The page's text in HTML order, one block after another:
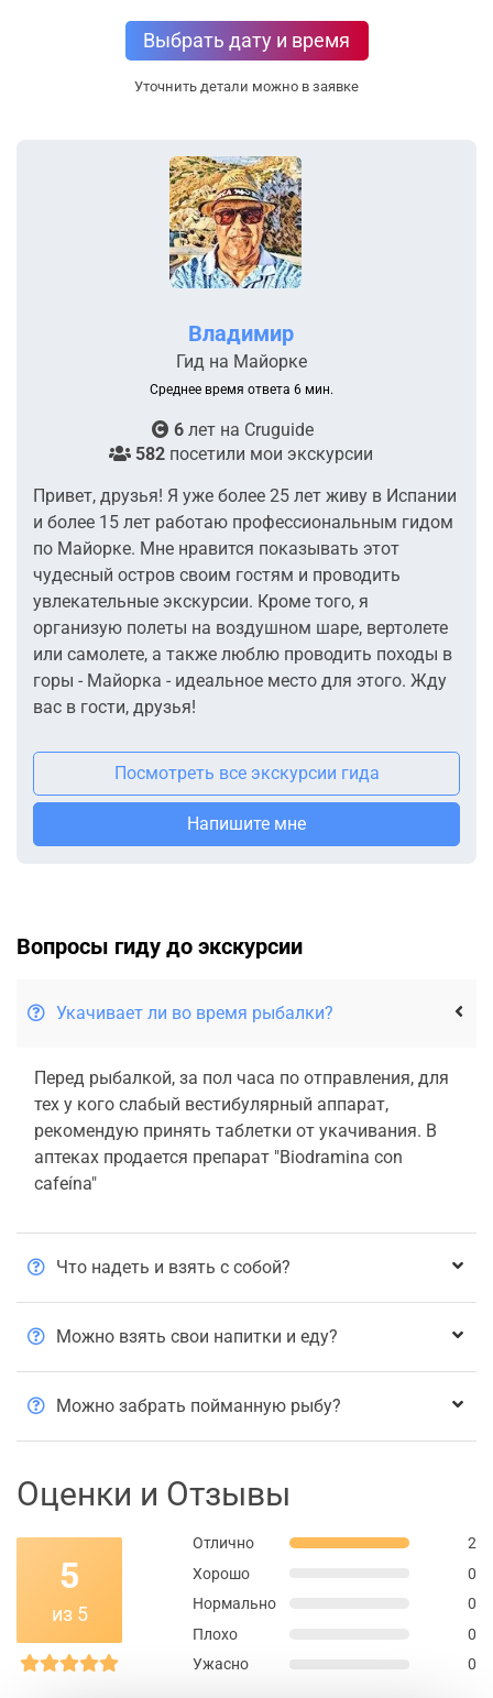
Выбрать дату и время
Уточнить детали можно в заявке
Владимир
Гид на Майорке
Среднее время ответа 6 мин.
6 лет на Cruguide
582 посетили мои экскурсии
Привет, друзья! Я уже более 25 лет живу в Испании
и более 15 лет работаю профессиональным гидом
по Майорке. Мне нравится показывать этот
чудесный остров своим гостям и проводить
увлекательные экскурсии. Кроме того, я
организую полеты на воздушном шаре, вертолете
или самолете, а также люблю проводить походы в
горы - Майорка - идеальное место для этого. Жду
вас в гости, друзья!
Посмотреть все экскурсии гида
Напишите мне
Вопросы гиду до экскурсии
Укачивает ли во время рыбалки?
Перед рыбалкой, за пол часа по отправления, для
тех у кого слабый вестибулярный аппарат,
рекомендую принять таблетки от укачивания. В
аптеках продается препарат "Biodramina con
cafeína"
Что надеть и взять с собой?
Можно взять свои напитки и еду?
Можно забрать пойманную рыбу?
Оценки и Отзывы
5
из 5
Отлично
2
Хорошо
0
Нормально
0
Плохо
0
Ужасно
0